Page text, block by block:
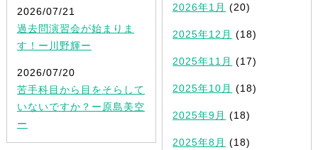
2026/07/21
過去問演習会が始まりま
す！ー川野輝ー
2026/07/20
苦手科目から目をそらして
いないですか？ー原島美空
ー
2026年1月 (20)
2025年12月 (18)
2025年11月 (17)
2025年10月 (18)
2025年9月 (18)
2025年8月 (18)